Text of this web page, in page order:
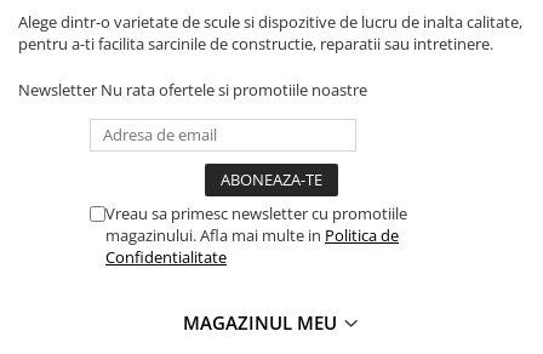
Obiecte sanitare
Baterii bucatarie cu filtru
Rezervoare WC incastrate
Rezervoare WC clasice
Alege dintr-o varietate de scule si dispozitive de lucru de inalta calitate,
pentru a-ti facilita sarcinile de constructie, reparatii sau intretinere.
Newsletter Nu rata ofertele si promotiile noastre
Vreau sa primesc newsletter cu promotiile
magazinului. Afla mai multe in Politica de
Confidentialitate
MAGAZINUL MEU